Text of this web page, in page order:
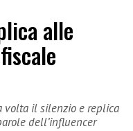
alle
volta il silenzio e replica
dell’influencer